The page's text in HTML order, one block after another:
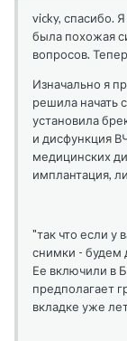
vicky, спасибо.
была похожая
вопросов.
Изначально я
решила начать
установила
и дисфункция
медицинских
имплантация,
"так что если у
снимки - будем
Ее включили в
предполагает
вкладке уже